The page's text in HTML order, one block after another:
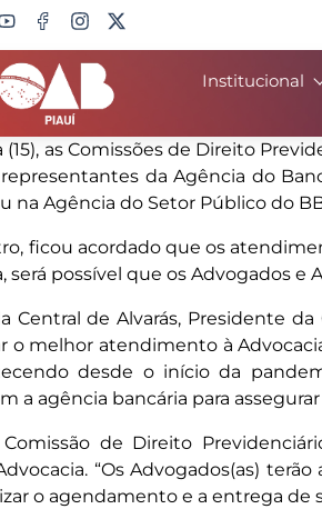
Institucional
as Comissões de Direito
da Agência do
na Agência do Setor Público do
ficou acordado que os
será possível que os Advogados
Central de Alvarás, Presidente
o melhor atendimento à
desde o início da
a agência bancária para
de Direito
“Os Advogados(as)
o agendamento e a entrega